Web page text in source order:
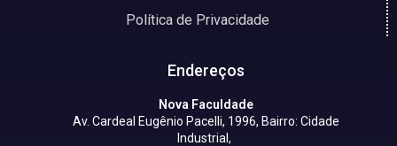
Política de Privacidade
Endereços
Nova Faculdade
Av. Cardeal Eugênio Pacelli, 1996, Bairro: Cidade
Industrial,